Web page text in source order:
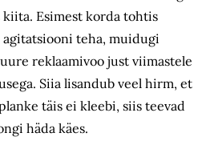
Esimest korda tohtis
agitatsiooni teha, muidugi
reklaamivoo just viimastele
Siia lisandub veel hirm, et
täis ei kleebi, siis teevad
häda käes.